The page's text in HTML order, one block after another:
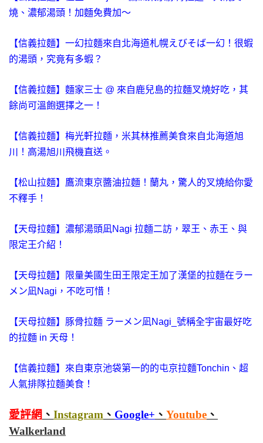
燒、濃郁湯頭！加麵免費加～
【信義拉麵】一幻拉麵來自北海道札幌えびそば一幻！很蝦
的湯頭，究竟有多蝦？
【信義拉麵】麵家三士 @ 來自鹿兒島的拉麵叉燒好吃，其
餘尚可溫飽選擇之一！
【信義拉麵】梅光軒拉麵，米其林推薦美食來自北海道旭
川！高湯旭川飛機直送。
【松山拉麵】鷹流東京醬油拉麵！蘭丸，驚人的叉燒給你愛
不釋手！
【天母拉麵】濃郁湯頭凪Nagi 拉麵二訪，翠王、赤王、與
限定王介紹！
【天母拉麵】限量美國生田王限定王加了漢堡的拉麵在ラー
メン凪Nagi，不吃可惜！
【天母拉麵】豚骨拉麵 ラーメン凪Nagi_號稱全宇宙最好吃
的拉麵 in 天母！
【信義拉麵】來自東京池袋第一的的屯京拉麵Tonchin、超
人氣排隊拉麵美食！
愛評網 、 Instagram 、 Google+ 、 Youtube 、
Walkerland